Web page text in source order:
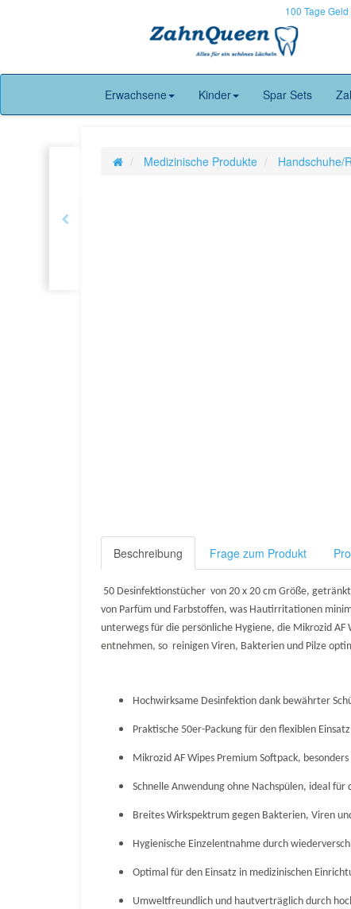
100 Tage
Erwachsene Kinder Spar Sets
Medizinische Produkte Handschuhe/
Beschreibung Frage zum Produkt
50 Desinfektionstücher von 20 x 20 cm Größe,
von Parfüm und Farbstoffen, was Hautirritationen
unterwegs für die persönliche Hygiene, die Mikrozid
entnehmen, so reinigen Viren, Bakterien und Pilze
Hochwirksame Desinfektion dank bewährter
Praktische 50er-Packung für den flexiblen
Mikrozid AF Wipes Premium Softpack,
Schnelle Anwendung ohne Nachspülen, ideal für
Breites Wirkspektrum gegen Bakterien, Viren
Hygienische Einzelentnahme durch
Optimal für den Einsatz in medizinischen
Umweltfreundlich und hautverträglich durch